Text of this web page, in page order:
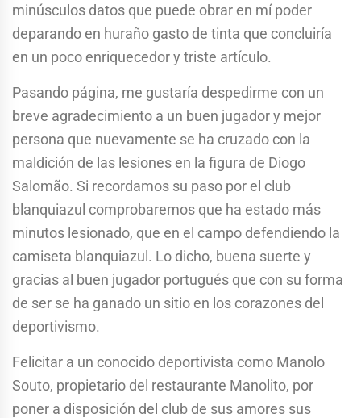
minúsculos datos que puede obrar en mí poder
deparando en huraño gasto de tinta que concluiría
en un poco enriquecedor y triste artículo.
Pasando página, me gustaría despedirme con un
breve agradecimiento a un buen jugador y mejor
persona que nuevamente se ha cruzado con la
maldición de las lesiones en la figura de Diogo
Salomão. Si recordamos su paso por el club
blanquiazul comprobaremos que ha estado más
minutos lesionado, que en el campo defendiendo la
camiseta blanquiazul. Lo dicho, buena suerte y
gracias al buen jugador portugués que con su forma
de ser se ha ganado un sitio en los corazones del
deportivismo.
Felicitar a un conocido deportivista como Manolo
Souto, propietario del restaurante Manolito, por
poner a disposición del club de sus amores sus